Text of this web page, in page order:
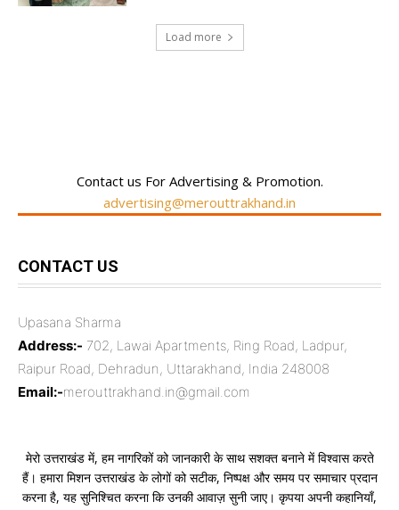
Load more
Contact us For Advertising & Promotion.
advertising@merouttrakhand.in
CONTACT US
Upasana Sharma
Address:- 702, Lawai Apartments, Ring Road, Ladpur,
Raipur Road, Dehradun, Uttarakhand, India 248008
Email:-merouttrakhand.in@gmail.com
मेरो उत्तराखंड में, हम नागरिकों को जानकारी के साथ सशक्त बनाने में विश्वास करते
हैं। हमारा मिशन उत्तराखंड के लोगों को सटीक, निष्पक्ष और समय पर समाचार प्रदान
करना है, यह सुनिश्चित करना कि उनकी आवाज़ सुनी जाए। कृपया अपनी कहानियाँ,